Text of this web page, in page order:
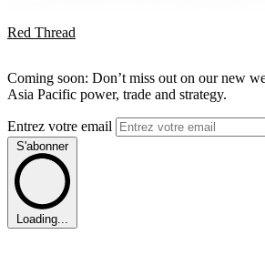
Red Thread
Coming soon: Don’t miss out on our new
Asia Pacific power, trade and strategy.
Entrez votre email
S'abonner
Loading...